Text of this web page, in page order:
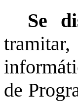
Se
de